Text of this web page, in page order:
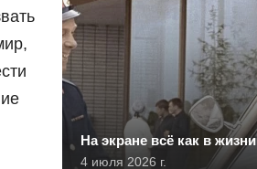
На экране всё как в жизни
4 июля 2026 г.